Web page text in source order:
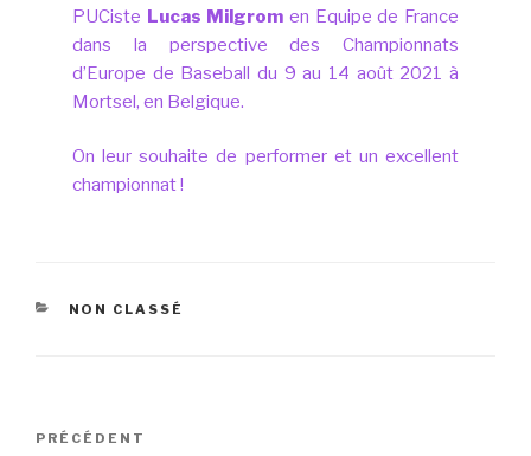
PUCiste Lucas Milgrom en Equipe de France
dans la perspective des Championnats
d’Europe de Baseball du 9 au 14 août 2021 à
Mortsel, en Belgique.
On leur souhaite de performer et un excellent
championnat !
CATÉGORIES
NON CLASSÉ
Navigation
Article
PRÉCÉDENT